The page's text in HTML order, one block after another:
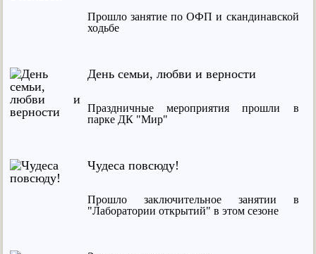
Прошло занятие по ОФП и скандинавской
ходьбе
День семьи, любви и верности
Праздничные мероприятия прошли в
парке ДК "Мир"
Чудеса повсюду!
Прошло заключительное занятии в
"Лаборатории открытий" в этом сезоне